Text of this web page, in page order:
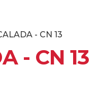
- CN 13
- CN 13